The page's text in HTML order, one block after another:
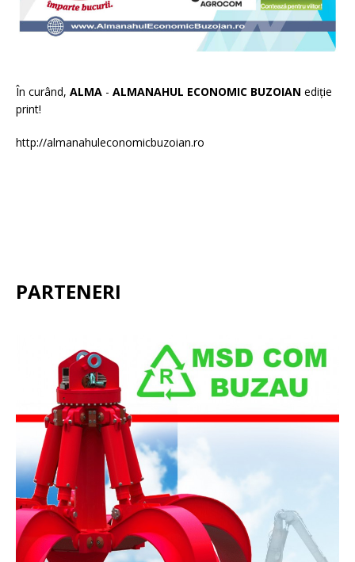
În curând, ALMA - ALMANAHUL ECONOMIC BUZOIAN ediție
print!
http://almanahuleconomicbuzoian.ro
PARTENERI